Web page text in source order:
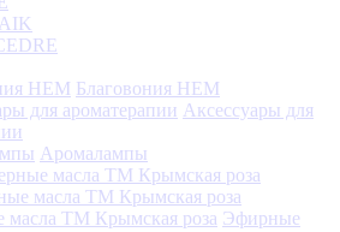
Благовония HEM
Аксессуары для
Аромалампы
масла ТМ Крымская роза
Эфирные